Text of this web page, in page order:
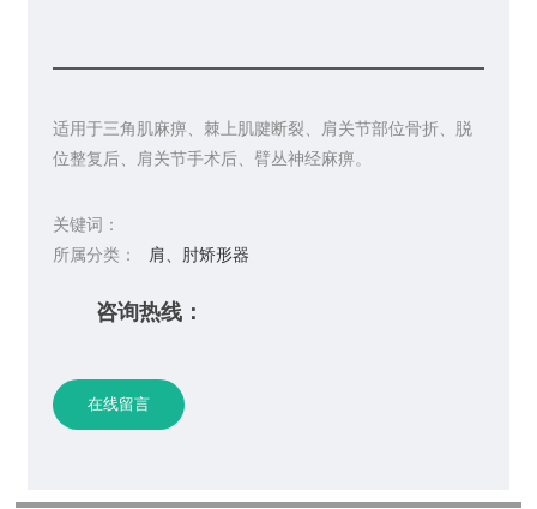
适用于三角肌麻痹、棘上肌腱断裂、肩关节部位骨折、脱
位整复后、肩关节手术后、臂丛神经麻痹。
关键词：
所属分类：
肩、肘矫形器
咨询热线：
在线留言